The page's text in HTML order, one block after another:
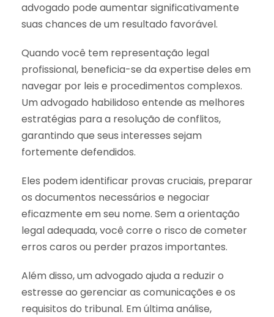
advogado pode aumentar significativamente
suas chances de um resultado favorável.
Quando você tem representação legal
profissional, beneficia-se da expertise deles em
navegar por leis e procedimentos complexos.
Um advogado habilidoso entende as melhores
estratégias para a resolução de conflitos,
garantindo que seus interesses sejam
fortemente defendidos.
Eles podem identificar provas cruciais, preparar
os documentos necessários e negociar
eficazmente em seu nome. Sem a orientação
legal adequada, você corre o risco de cometer
erros caros ou perder prazos importantes.
Além disso, um advogado ajuda a reduzir o
estresse ao gerenciar as comunicações e os
requisitos do tribunal. Em última análise,